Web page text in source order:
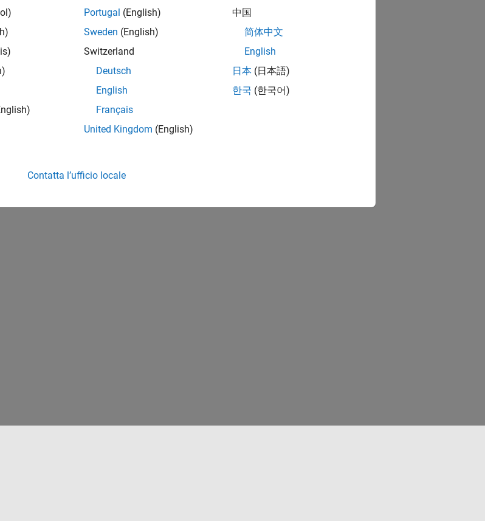
Portugal (English)
Sweden (English)
Switzerland
Deutsch
English
Français
United Kingdom (English)
中国
简体中文
English
日本 (日本語)
한국 (한국어)
Contatta l’ufficio locale